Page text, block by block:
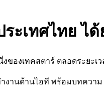
ะเทศไทย ไ
องเทคสตาร์ ตลอดระยะเว
านด้านไอที พร้อมบทความ